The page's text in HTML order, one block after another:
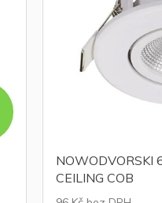
NOWODVORSKI
CEILING COB